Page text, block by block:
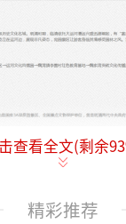
‘运’来临千
查看全文(剩余93
精彩推荐